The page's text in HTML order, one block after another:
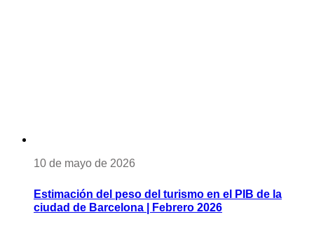
10 de mayo de 2026
Estimación del peso del turismo en el PIB de la
ciudad de Barcelona | Febrero 2026